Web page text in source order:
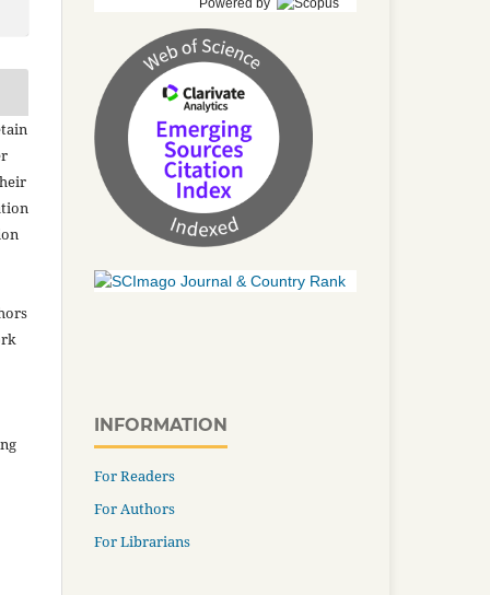
Powered by
INFORMATION
For Readers
For Authors
For Librarians